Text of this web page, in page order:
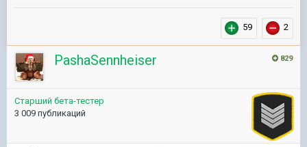
59 2
829
PashaSennheiser
Старший бета-тестер
3 009 публикаций